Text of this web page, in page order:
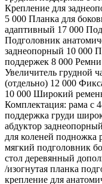
Крепление для
5 000 Планка для
адаптивный 17 000
Подголовник
заднеопорный 10 000
поддержек 8 000
Увеличитель грудной
(отдельно) 12 000
10 000 Широкий
Комплектация: рама с
поддержка груди
абдуктор
для коленей подножка
мягкий подголовник
стол деревянный
/изогнутая планка
крепление для